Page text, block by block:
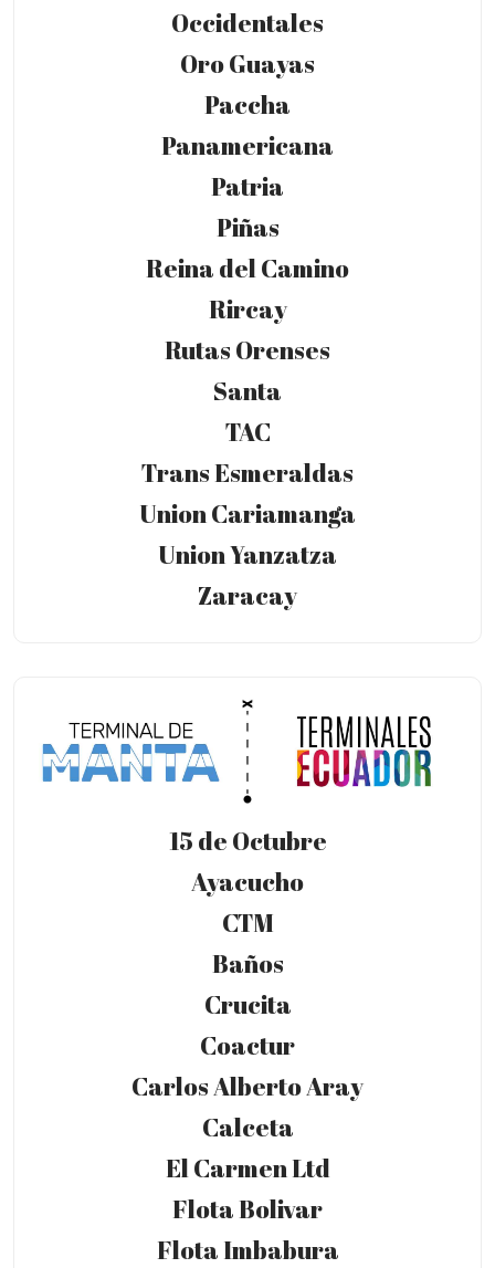
Occidentales
Oro Guayas
Paccha
Panamericana
Patria
Piñas
Reina del Camino
Rircay
Rutas Orenses
Santa
TAC
Trans Esmeraldas
Union Cariamanga
Union Yanzatza
Zaracay
15 de Octubre
Ayacucho
CTM
Baños
Crucita
Coactur
Carlos Alberto Aray
Calceta
El Carmen Ltd
Flota Bolivar
Flota Imbabura